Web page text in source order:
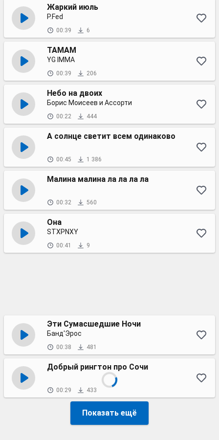
Жаркий июль
P.Fed
00:39 6
TAMAM
YG IMMA
00:39 206
Небо на двоих
Борис Моисеев и Ассорти
00:22 444
А солнце светит всем одинаково
00:45 1 386
Малина малина ла ла ла ла
00:32 560
Она
STXPNXY
00:41 9
Эти Сумасшедшие Ночи
Банд'Эрос
00:38 481
Добрый рингтон про Сочи
00:29 433
Показать ещё